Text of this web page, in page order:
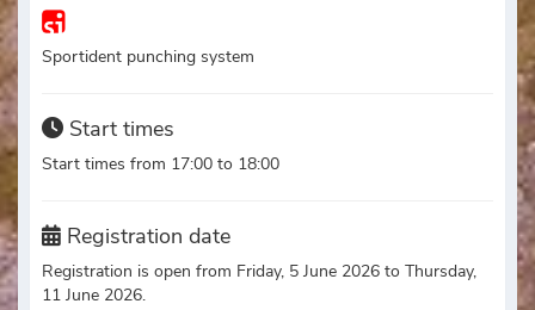
Sportident punching system
Start times
Start times from 17:00 to 18:00
Registration date
Registration is open from Friday, 5 June 2026 to Thursday,
11 June 2026.